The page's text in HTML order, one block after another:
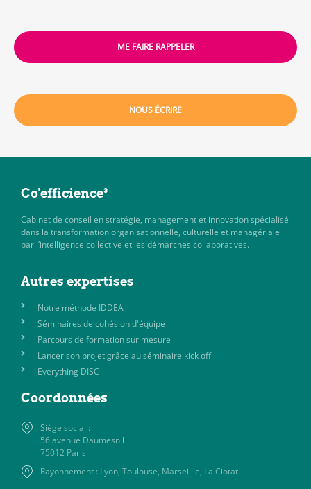
ME FAIRE RAPPELER
NOUS ÉCRIRE
Co'efficience³
Cabinet de conseil en stratégie, management et innovation spécialisé
dans la transformation organisationnelle, culturelle et managériale
par l’intelligence collective et les démarches collaboratives.
Autres expertises
Notre méthode IDDEA
Séminaires de cohésion d'équipe
Parcours de formation sur mesure
Lancer son projet grâce au séminaire kick off
Everything DISC
Coordonnées
Siège social :
56 avenue Daumesnil
75012 Paris
Rayonnement : Lyon, Toulouse, Marseillle, La Ciotat